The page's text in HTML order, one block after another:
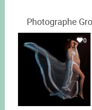
Photographe
0